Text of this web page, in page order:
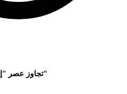
تجاوز عصر "إذا تحقق الشرط أ، فافعل ب"